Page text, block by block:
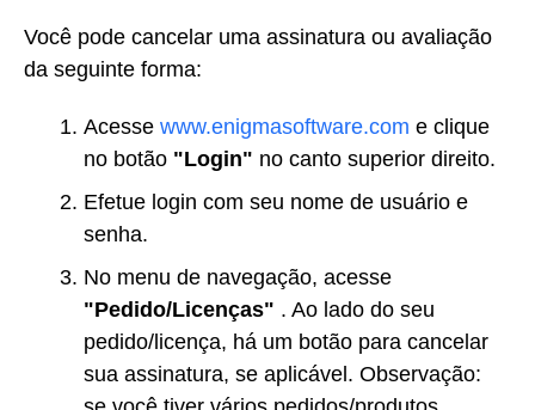
Você pode cancelar uma assinatura ou avaliação
da seguinte forma:
Acesse www.enigmasoftware.com e clique
no botão "Login" no canto superior direito.
Efetue login com seu nome de usuário e
senha.
No menu de navegação, acesse
"Pedido/Licenças" . Ao lado do seu
pedido/licença, há um botão para cancelar
sua assinatura, se aplicável. Observação: